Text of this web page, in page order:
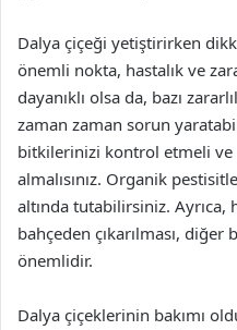
Dalya çiçeği yetiştirirken
önemli nokta, hastalık ve
dayanıklı olsa da, bazı
zaman zaman sorun
bitkilerinizi kontrol etmeli
almalısınız. Organik
altında tutabilirsiniz. Ayrıca,
bahçeden çıkarılması,
önemlidir.
Dalya çiçeklerinin bakımı